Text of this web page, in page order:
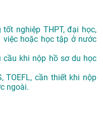
nghiệp THPT, đại học,
hoặc học tập ở nước
cầu khi nộp hồ sơ du học
TOEFL, cần thiết khi nộp
ngoài.